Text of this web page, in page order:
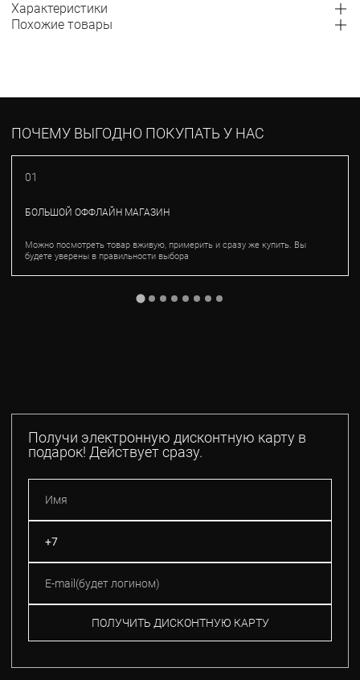
Характеристики
Похожие товары
ПОЧЕМУ ВЫГОДНО ПОКУПАТЬ У НАС
01
БОЛЬШОЙ ОФФЛАЙН МАГАЗИН
Можно посмотреть товар вживую, примерить и сразу же купить. Вы
будете уверены в правильности выбора
Получи электронную дисконтную карту в
подарок! Действует сразу.
ПОЛУЧИТЬ ДИСКОНТНУЮ КАРТУ